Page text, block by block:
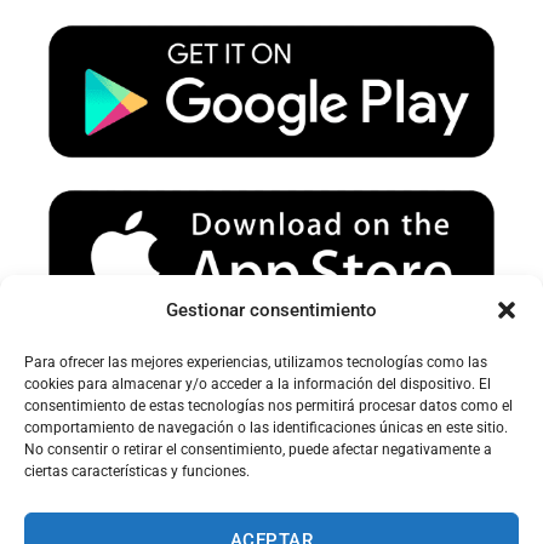
Gestionar consentimiento
Para ofrecer las mejores experiencias, utilizamos tecnologías como las
cookies para almacenar y/o acceder a la información del dispositivo. El
consentimiento de estas tecnologías nos permitirá procesar datos como el
comportamiento de navegación o las identificaciones únicas en este sitio.
No consentir o retirar el consentimiento, puede afectar negativamente a
ciertas características y funciones.
u
b
e
a
g
r
a
m
b
o
k
Avertissement sur le spam :
Veuillez vérifier votre dossier spam ou courrier indésirable pour
recevoir nos e-mails.